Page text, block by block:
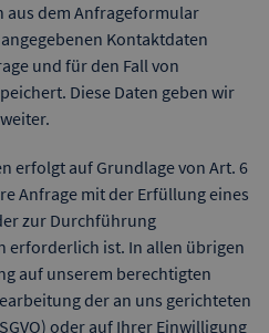
aus dem Anfrageformular
Kontaktdaten
und für den Fall von
Diese Daten geben wir
erfolgt auf Grundlage von Art. 6
Anfrage mit der Erfüllung eines
zur Durchführung
erforderlich ist. In allen übrigen
auf unserem berechtigten
der an uns gerichteten
oder auf Ihrer Einwilligung